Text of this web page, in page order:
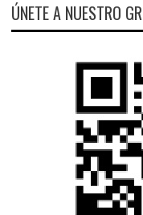
ÚNETE A NUESTRO